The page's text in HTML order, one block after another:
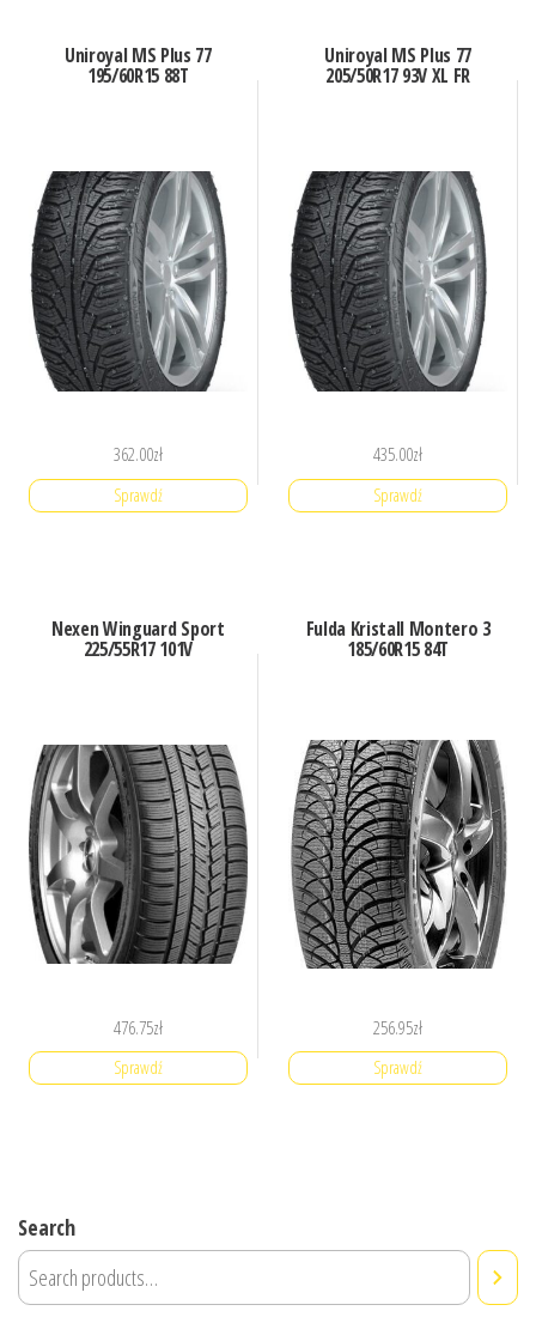
Uniroyal MS Plus 77
195/60R15 88T
362.00zł
Sprawdź
Uniroyal MS Plus 77
205/50R17 93V XL FR
435.00zł
Sprawdź
Nexen Winguard Sport
225/55R17 101V
476.75zł
Sprawdź
Fulda Kristall Montero 3
185/60R15 84T
256.95zł
Sprawdź
Search